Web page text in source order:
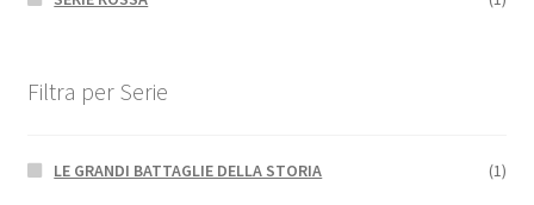
Filtra per Serie
LE GRANDI BATTAGLIE DELLA STORIA (1)